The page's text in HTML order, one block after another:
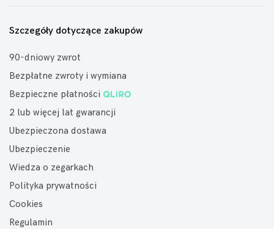
Szczegóły dotyczące zakupów
90-dniowy zwrot
Bezpłatne zwroty i wymiana
Bezpieczne płatności
2 lub więcej lat gwarancji
Ubezpieczona dostawa
Ubezpieczenie
Wiedza o zegarkach
Polityka prywatności
Cookies
Regulamin